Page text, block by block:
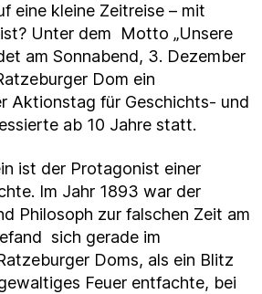
eine kleine Zeitreise – mit
Unter dem Motto „Unsere
am Sonnabend, 3. Dezember
Dom ein
Aktionstag für Geschichts- und
ab 10 Jahre statt.
ist der Protagonist einer
Im Jahr 1893 war der
Philosoph zur falschen Zeit am
sich gerade im
Doms, als ein Blitz
Feuer entfachte, bei